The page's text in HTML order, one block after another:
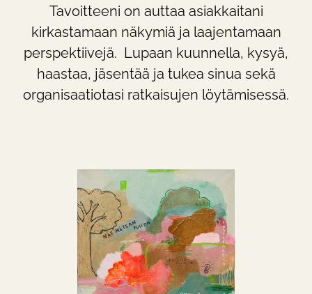
Tavoitteeni on auttaa asiakkaitani
kirkastamaan näkymiä ja laajentamaan
perspektiivejä. Lupaan kuunnella, kysyä,
haastaa, jäsentää ja tukea sinua sekä
organisaatiotasi ratkaisujen löytämisessä.